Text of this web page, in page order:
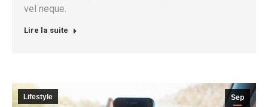
vel neque.
Lire la suite
Sep
Lifestyle